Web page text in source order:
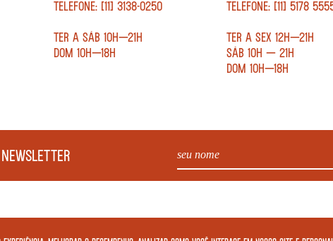
TELEFONE: [11] 3138-0250
TER A SÁB 10H—21H
DOM 10H—18H
TELEFONE: [11] 5178
TER A SEX 12H—21H
SÁB 10H — 21H
DOM 10H—18H